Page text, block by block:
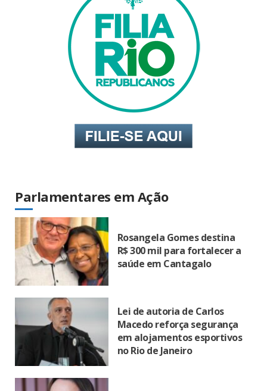
Parlamentares em Ação
Rosangela Gomes destina
R$ 300 mil para fortalecer a
saúde em Cantagalo
Lei de autoria de Carlos
Macedo reforça segurança
em alojamentos esportivos
no Rio de Janeiro